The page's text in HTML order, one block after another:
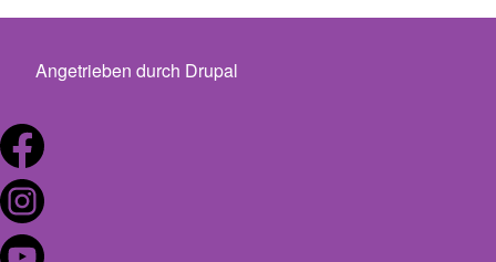
Angetrieben durch Drupal